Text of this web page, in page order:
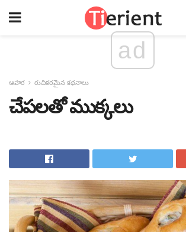
ad
ఆహార రుచికరమైన కథనాలు
చేపలతో ముక్కలు